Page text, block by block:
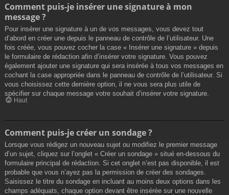
Comment puis-je insérer une signature à mon
message ?
Pour insérer une signature à un de vos messages, vous devez tout
d’abord en créer une depuis le panneau de contrôle de l’utilisateur. Une
fois créée, vous pouvez cocher la case « Insérer une signature » depuis
le formulaire de rédaction afin d’insérer votre signature. Vous pouvez
également ajouter une signature qui sera insérée à tous vos messages en
cochant la case appropriée dans le panneau de contrôle de l’utilisateur. Si
vous choisissez cette dernière option, il ne vous sera plus utile de
spécifier sur chaque message votre souhait d’insérer votre signature.
Haut
Comment puis-je créer un sondage ?
Lorsque vous rédigez un nouveau sujet ou modifiez le premier message
d’un sujet, cliquez sur l’onglet « Créer un sondage » situé en-dessous du
formulaire principal de rédaction. Si cet onglet n’est pas disponible, il est
probable que vous n’ayez pas la permission de créer des sondages.
Saisissez le titre du sondage en incluant au moins deux options dans les
champs adéquats, chaque option devant être insérée sur une nouvelle